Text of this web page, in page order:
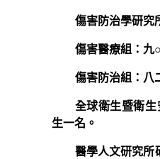
傷害防治學研究
傷害醫療組：九
傷害防治組：八
全球衛生暨衛
生一名。
醫學人文研究